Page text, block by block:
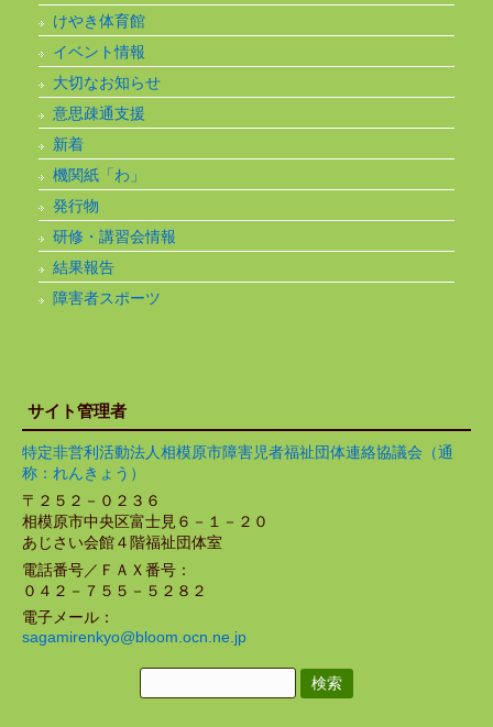
けやき体育館
イベント情報
大切なお知らせ
意思疎通支援
新着
機関紙「わ」
発行物
研修・講習会情報
結果報告
障害者スポーツ
サイト管理者
特定非営利活動法人相模原市障害児者福祉団体連絡協議会（通
称：れんきょう）
〒２５２－０２３６
相模原市中央区富士見６－１－２０
あじさい会館４階福祉団体室
電話番号／ＦＡＸ番号：
０４２－７５５－５２８２
電子メール：
sagamirenkyo@bloom.ocn.ne.jp
検
索: